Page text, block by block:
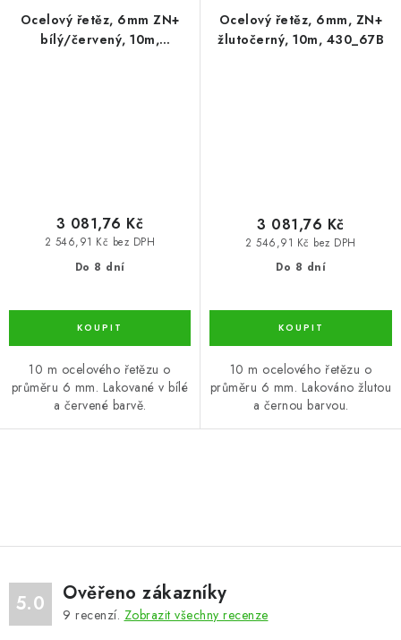
Ocelový řetěz, 6mm ZN+
bílý/červený, 10m,
Do 8 dní
2 546,91 Kč bez DPH
3 081,76 Kč
10 m ocelového řetězu o
průměru 6 mm. Lakované v bílé
a červené barvě.
Ocelový řetěz, 6mm, ZN+
žlutočerný, 10m, 430_67B
Do 8 dní
2 546,91 Kč bez DPH
3 081,76 Kč
10 m ocelového řetězu o
průměru 6 mm. Lakováno žlutou
a černou barvou.
á
d
a
c
5.0 Ověřeno zákazníky
9 recenzí. Zobrazit všechny recenze